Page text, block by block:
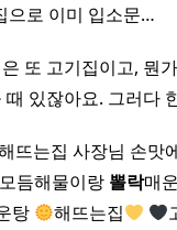
으로 이미 입소문…
또 고기집이고, 뭔
있잖아요. 그러다
뜨는집 사장님 손맛
듬해물이랑 뽈락매
탕 해뜨는집